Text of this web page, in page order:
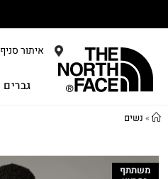
איתור סניף
גברים
» נשים
משתתף